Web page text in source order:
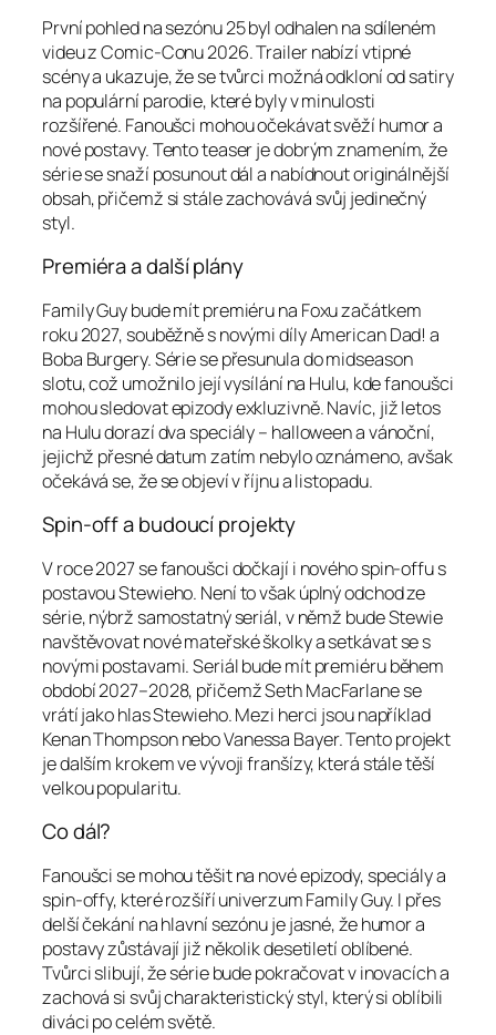
První pohled na sezónu 25 byl odhalen na sdíleném
videu z Comic-Conu 2026. Trailer nabízí vtipné
scény a ukazuje, že se tvůrci možná odkloní od satiry
na populární parodie, které byly v minulosti
rozšířené. Fanoušci mohou očekávat svěží humor a
nové postavy. Tento teaser je dobrým znamením, že
série se snaží posunout dál a nabídnout originálnější
obsah, přičemž si stále zachovává svůj jedinečný
styl.
Premiéra a další plány
Family Guy bude mít premiéru na Foxu začátkem
roku 2027, souběžně s novými díly American Dad! a
Boba Burgery. Série se přesunula do midseason
slotu, což umožnilo její vysílání na Hulu, kde fanoušci
mohou sledovat epizody exkluzivně. Navíc, již letos
na Hulu dorazí dva speciály – halloween a vánoční,
jejichž přesné datum zatím nebylo oznámeno, avšak
očekává se, že se objeví v říjnu a listopadu.
Spin-off a budoucí projekty
V roce 2027 se fanoušci dočkají i nového spin-offu s
postavou Stewieho. Není to však úplný odchod ze
série, nýbrž samostatný seriál, v němž bude Stewie
navštěvovat nové mateřské školky a setkávat se s
novými postavami. Seriál bude mít premiéru během
období 2027–2028, přičemž Seth MacFarlane se
vrátí jako hlas Stewieho. Mezi herci jsou například
Kenan Thompson nebo Vanessa Bayer. Tento projekt
je dalším krokem ve vývoji franšízy, která stále těší
velkou popularitu.
Co dál?
Fanoušci se mohou těšit na nové epizody, speciály a
spin-offy, které rozšíří univerzum Family Guy. I přes
delší čekání na hlavní sezónu je jasné, že humor a
postavy zůstávají již několik desetiletí oblíbené.
Tvůrci slibují, že série bude pokračovat v inovacích a
zachová si svůj charakteristický styl, který si oblíbili
diváci po celém světě.